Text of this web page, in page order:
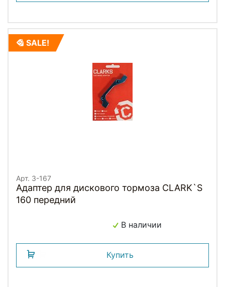
SALE!
Арт. 3-167
Адаптер для дискового тормоза CLARK`S
160 передний
В наличии
Купить